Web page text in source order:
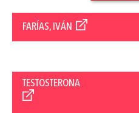
FARÍAS, IVÁN
TESTOSTERONA